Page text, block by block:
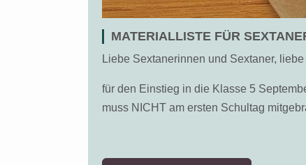
MATERIALLISTE FÜR
Liebe Sextanerinnen und Sextaner, liebe
für den Einstieg in die Klasse 5
muss NICHT am ersten Schultag